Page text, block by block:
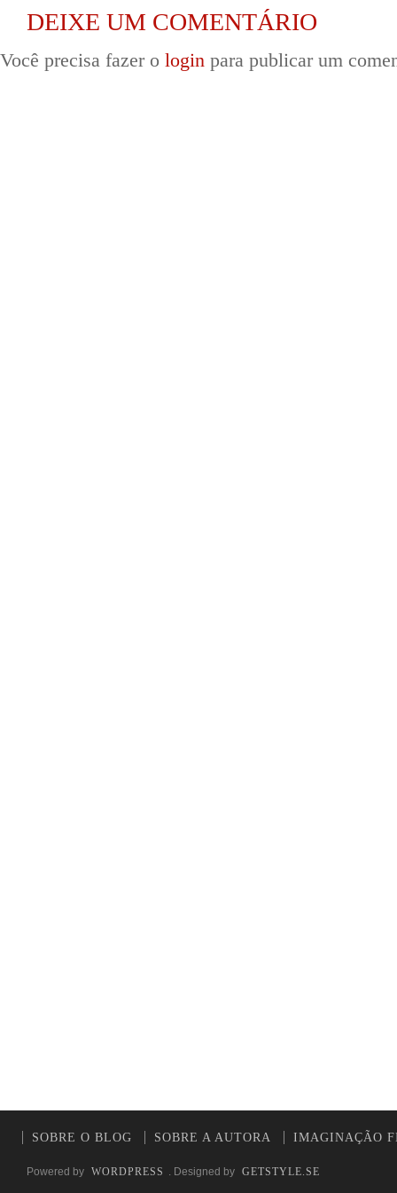
DEIXE UM COMENTÁRIO
Você precisa fazer o login para publicar um
SOBRE O BLOG SOBRE A AUTORA IMAGINAÇÃO
Powered by WORDPRESS . Designed by GETSTYLE.SE